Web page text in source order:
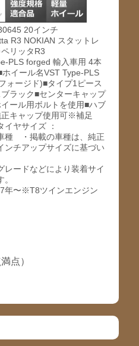
20インチ
R3 NOKIAN スタットレ
リッタR3
PLS forged 輸入車用 4本
イール名VST Type-PLS
ォージド)■タイプ1ピース
ラック■センターキャップ
ール用ボルトを使用■ハブ
キャップ使用可※補足
ヤサイズ ：
種 ・掲載の車種は、純正
ンチアップサイズに基づい
ードなどにより装着サイ
年〜※T8ツインエンジン
点）